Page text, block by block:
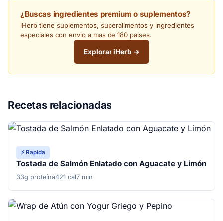
¿Buscas ingredientes premium o suplementos?
iHerb tiene suplementos, superalimentos y ingredientes
especiales con envio a mas de 180 paises.
Explorar iHerb →
Recetas relacionadas
⚡ Rapida
Tostada de Salmón Enlatado con Aguacate y Limón
33g proteína421 cal7 min